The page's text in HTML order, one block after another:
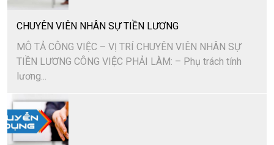
CHUYÊN VIÊN NHÂN SỰ TIỀN LƯƠNG
MÔ TẢ CÔNG VIỆC – VỊ TRÍ CHUYÊN VIÊN NHÂN SỰ
TIỀN LƯƠNG CÔNG VIỆC PHẢI LÀM: – Phụ trách tính
lương...